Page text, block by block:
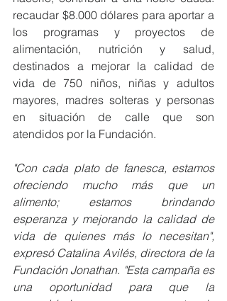
recaudar $8.000 dólares para aportar a
los programas y proyectos de
alimentación, nutrición y salud,
destinados a mejorar la calidad de
vida de 750 niños, niñas y adultos
mayores, madres solteras y personas
en situación de calle que son
atendidos por la Fundación.
"Con cada plato de fanesca, estamos
ofreciendo mucho más que un
alimento; estamos brindando
esperanza y mejorando la calidad de
vida de quienes más lo necesitan",
expresó Catalina Avilés, directora de la
Fundación Jonathan. "Esta campaña es
una oportunidad para que la